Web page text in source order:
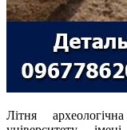
Літня